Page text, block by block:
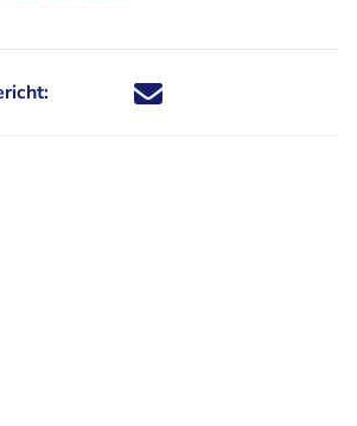
Deel dit nieuwsbericht via X -
Deel dit nieuwsbericht via
Deel dit nieuwsbericht
Deel dit